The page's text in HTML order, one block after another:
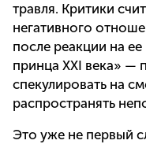
травля. Критики
негативного
после реакции на
принца XXI века» —
спекулировать на
распространять
Это уже не первый